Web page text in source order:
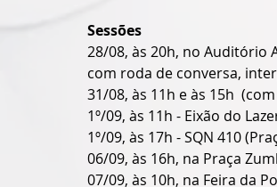
Sessões
28/08, às 20h, no Auditório
com roda de conversa,
31/08, às 11h e às 15h
1º/09, às 11h - Eixão do
1º/09, às 17h - SQN 410
06/09, às 16h, na Praça
07/09, às 10h, na Feira da